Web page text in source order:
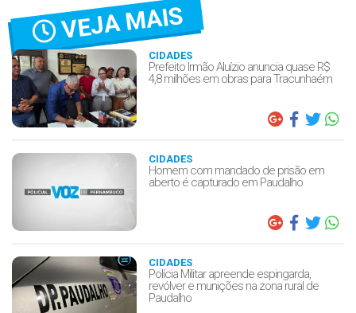
VEJA MAIS
CIDADES
Prefeito Irmão Aluízio anuncia quase R$
4,8 milhões em obras para Tracunhaém
CIDADES
Homem com mandado de prisão em
aberto é capturado em Paudalho
CIDADES
Polícia Militar apreende espingarda,
revólver e munições na zona rural de
Paudalho